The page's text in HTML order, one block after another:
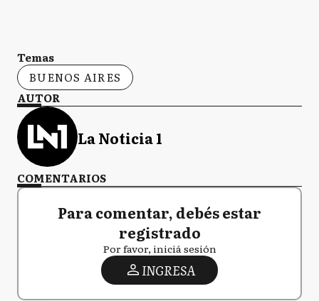
Temas
BUENOS AIRES
AUTOR
La Noticia 1
COMENTARIOS
Para comentar, debés estar
registrado
Por favor, iniciá sesión
INGRESA